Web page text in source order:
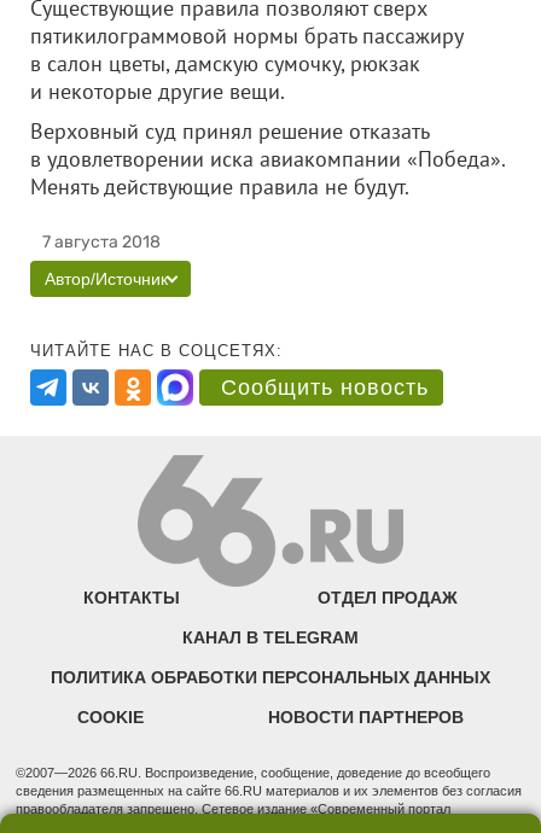
Существующие правила позволяют сверх
пятикилограммовой нормы брать пассажиру
в салон цветы, дамскую сумочку, рюкзак
и некоторые другие вещи.
Верховный суд принял решение отказать
в удовлетворении иска авиакомпании «Победа».
Менять действующие правила не будут.
7 августа 2018
Автор/Источник
ЧИТАЙТЕ НАС В СОЦСЕТЯХ:
Сообщить новость
КОНТАКТЫ ОТДЕЛ ПРОДАЖ
КАНАЛ В TELEGRAM
ПОЛИТИКА ОБРАБОТКИ ПЕРСОНАЛЬНЫХ ДАННЫХ
COOKIE НОВОСТИ ПАРТНЕРОВ
©2007—2026 66.RU. Воспроизведение, сообщение, доведение до всеобщего
сведения размещенных на сайте 66.RU материалов и их элементов без согласия
правообладателя запрещено. Сетевое издание «Современный портал